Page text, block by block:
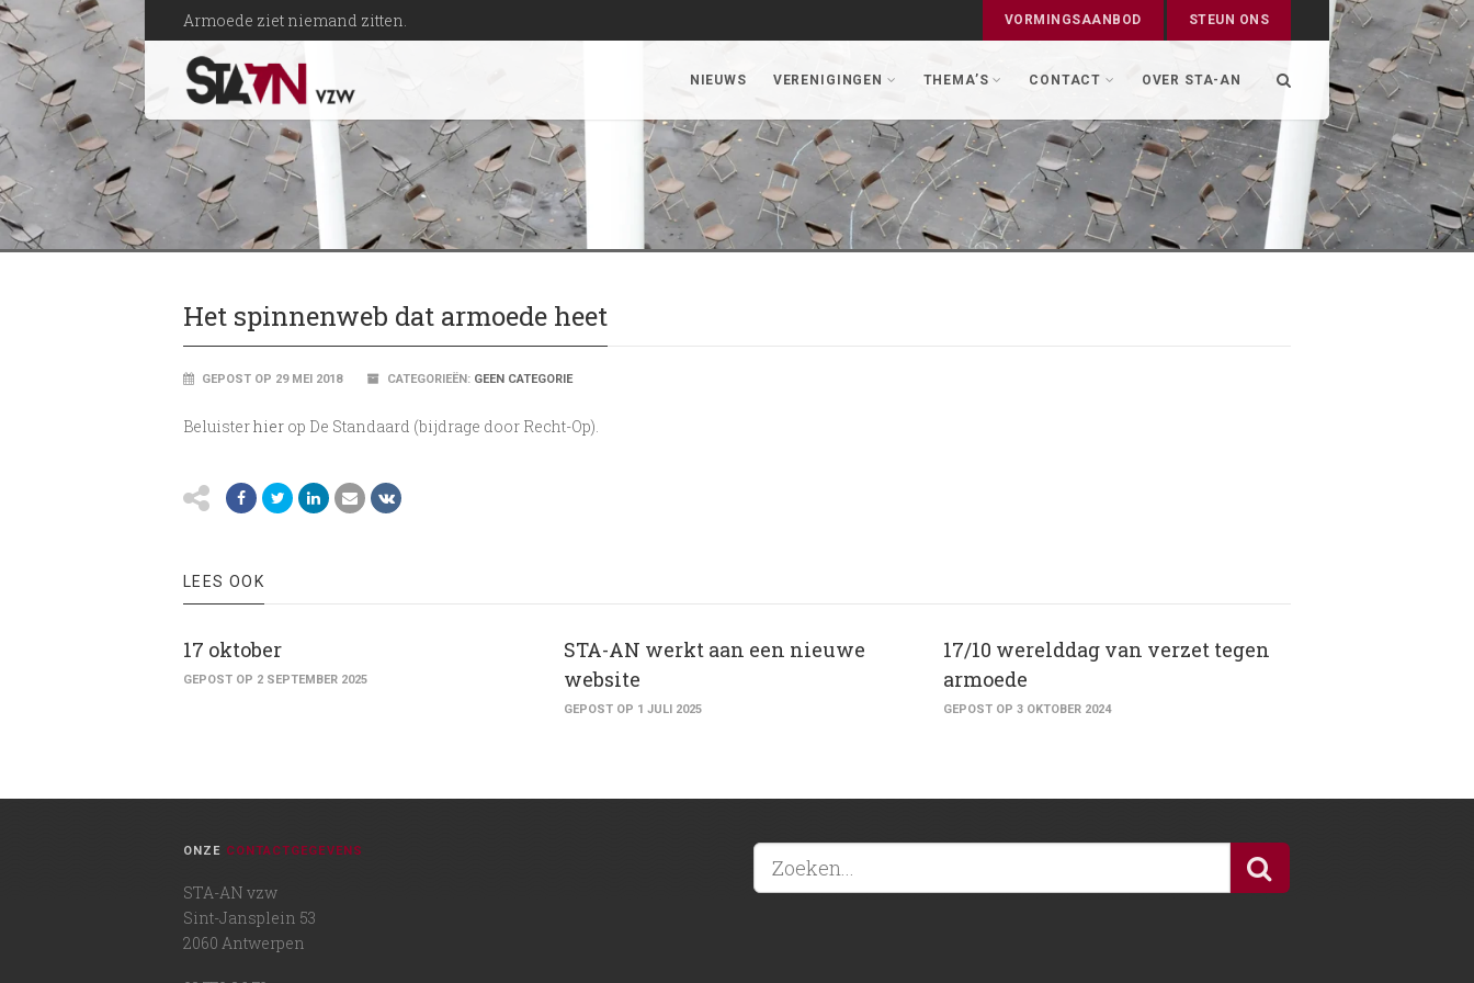
Armoede ziet niemand zitten. VORMINGSAANBOD STEUN ONS
NIEUWS VERENIGINGEN THEMA’S CONTACT OVER STA-AN
Het spinnenweb dat armoede heet
GEPOST OP 29 MEI 2018 CATEGORIEËN: GEEN CATEGORIE
Beluisterhier op De Standaard (bijdrage door Recht-Op).
LEES OOK
17 oktober
GEPOST OP 2 SEPTEMBER 2025
STA-AN werkt aan een nieuwe
website
GEPOST OP 1 JULI 2025
17/10 werelddag van verzet tegen
armoede
GEPOST OP 3 OKTOBER 2024
ONZE CONTACTGEGEVENS
STA-AN vzw
Sint-Jansplein 53
2060 Antwerpen